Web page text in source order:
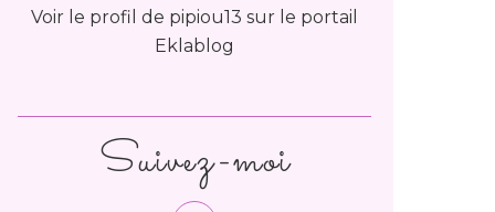
Voir le profil de pipiou13 sur le portail
Eklablog
Suivez-moi